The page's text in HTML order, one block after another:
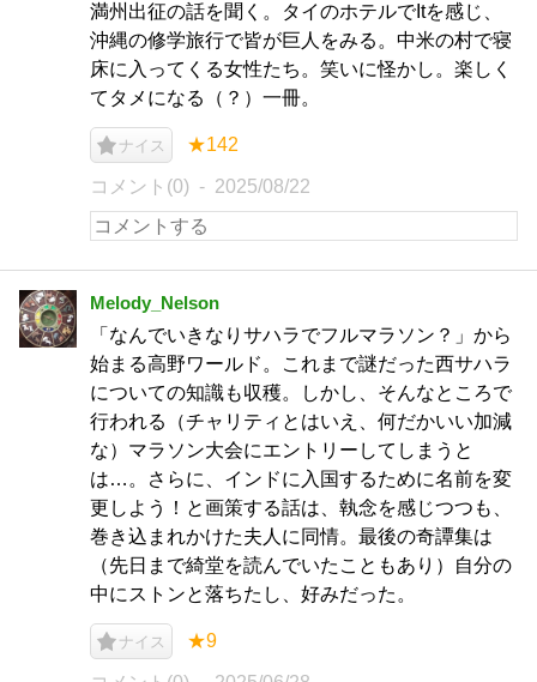
満州出征の話を聞く。タイのホテルでItを感じ、
沖縄の修学旅行で皆が巨人をみる。中米の村で寝
床に入ってくる女性たち。笑いに怪かし。楽しく
てタメになる（？）一冊。
ナイス ★142
コメント(0) 2025/08/22
Melody_Nelson
「なんでいきなりサハラでフルマラソン？」から
始まる高野ワールド。これまで謎だった西サハラ
についての知識も収穫。しかし、そんなところで
行われる（チャリティとはいえ、何だかいい加減
な）マラソン大会にエントリーしてしまうと
は…。さらに、インドに入国するために名前を変
更しよう！と画策する話は、執念を感じつつも、
巻き込まれかけた夫人に同情。最後の奇譚集は
（先日まで綺堂を読んでいたこともあり）自分の
中にストンと落ちたし、好みだった。
ナイス ★9